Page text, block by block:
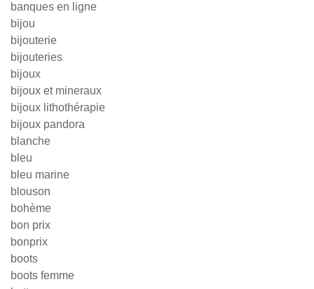
banques en ligne
bijou
bijouterie
bijouteries
bijoux
bijoux et mineraux
bijoux lithothérapie
bijoux pandora
blanche
bleu
bleu marine
blouson
bohème
bon prix
bonprix
boots
boots femme